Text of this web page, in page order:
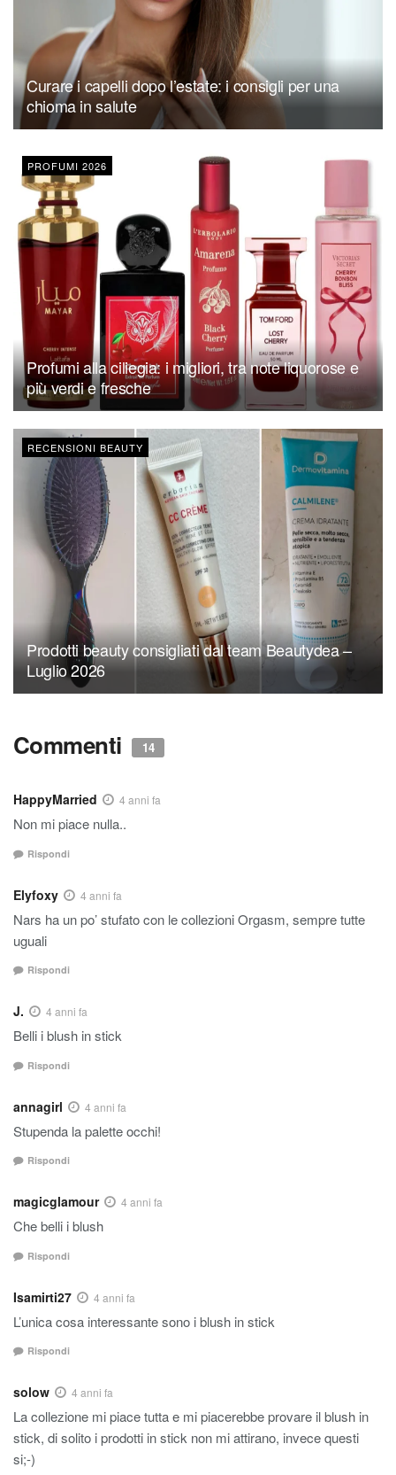
Curare i capelli dopo l’estate: i consigli per una
chioma in salute
PROFUMI 2026
Profumi alla ciliegia: i migliori, tra note liquorose e
più verdi e fresche
RECENSIONI BEAUTY
Prodotti beauty consigliati dal team Beautydea –
Luglio 2026
Commenti 14
HappyMarried 4 anni fa
Non mi piace nulla..
Rispondi
Elyfoxy 4 anni fa
Nars ha un po’ stufato con le collezioni Orgasm, sempre tutte
uguali
Rispondi
J. 4 anni fa
Belli i blush in stick
Rispondi
annagirl 4 anni fa
Stupenda la palette occhi!
Rispondi
magicglamour 4 anni fa
Che belli i blush
Rispondi
Isamirti27 4 anni fa
L’unica cosa interessante sono i blush in stick
Rispondi
solow 4 anni fa
La collezione mi piace tutta e mi piacerebbe provare il blush in
stick, di solito i prodotti in stick non mi attirano, invece questi
si;-)